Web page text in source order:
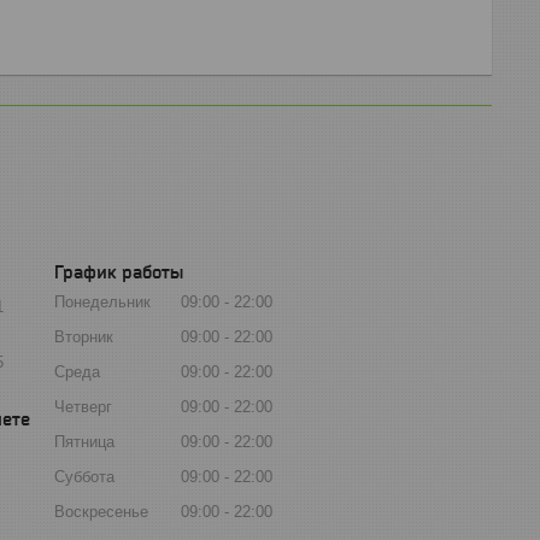
График работы
Понедельник 09:00
22:00
Вторник
09:00
22:00
Среда
09:00
22:00
Четверг
09:00
22:00
Пятница
09:00
22:00
Суббота
09:00
22:00
Воскресенье
09:00 22:00